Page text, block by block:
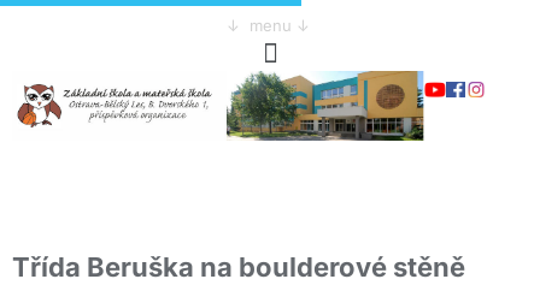
↓ menu ↓
Třída Beruška na boulderové stěně